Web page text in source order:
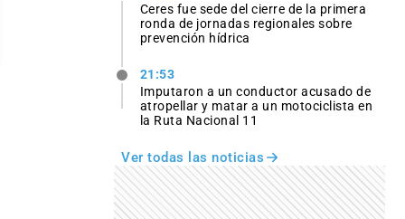
Ceres fue sede del cierre de la primera
ronda de jornadas regionales sobre
prevención hídrica
21:53
Imputaron a un conductor acusado de
atropellar y matar a un motociclista en
la Ruta Nacional 11
Ver todas las noticias